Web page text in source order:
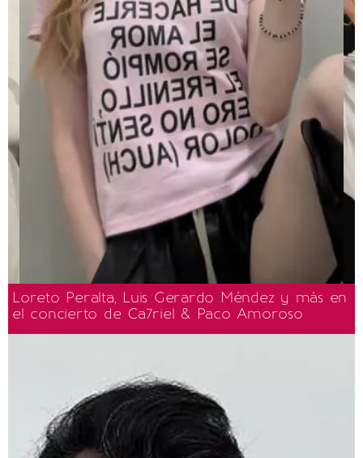
Loreto Peralta, Luis Gerardo Méndez y más en
el concierto de Ca7riel & Paco Amoroso